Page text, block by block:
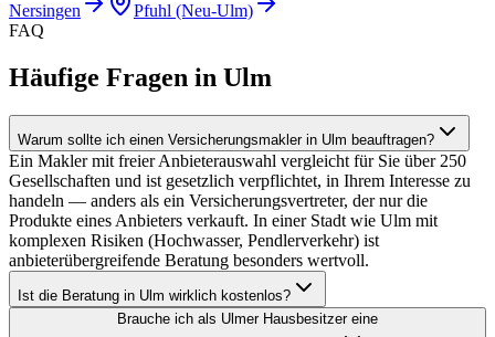
Nersingen
Pfuhl (Neu-Ulm)
FAQ
Häufige Fragen in Ulm
Warum sollte ich einen Versicherungsmakler in Ulm beauftragen?
Ein Makler mit freier Anbieterauswahl vergleicht für Sie über 250
Gesellschaften und ist gesetzlich verpflichtet, in Ihrem Interesse zu
handeln — anders als ein Versicherungsvertreter, der nur die
Produkte eines Anbieters verkauft. In einer Stadt wie Ulm mit
komplexen Risiken (Hochwasser, Pendlerverkehr) ist
anbieterübergreifende Beratung besonders wertvoll.
Ist die Beratung in Ulm wirklich kostenlos?
Brauche ich als Ulmer Hausbesitzer eine